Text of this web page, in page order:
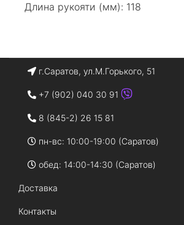
Длина рукояти (мм): 118
г.Саратов, ул.М.Горького, 51
+7 (902) 040 30 91
8 (845-2) 26 15 81
пн-вс: 10:00-19:00 (Саратов)
обед: 14:00-14:30 (Саратов)
Доставка
Контакты